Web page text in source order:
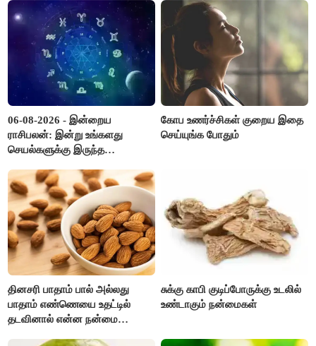
தமிழ்நாடு அரசு அதிரடி..!
06-08-2026 - இன்றைய
ராசிபலன்: இன்று உங்களது
செயல்களுக்கு இருந்த
எதிர்பார்த்த உதவிகள் கிடைக்கும்.
பணவரத்து கூடும்..!
கோப உணர்ச்சிகள் குறைய இதை
செய்யுங்க போதும்
தினசரி பாதாம் பால் அல்லது
பாதாம் எண்ணெயை உதட்டில்
தடவினால் என்ன நன்மை
சுக்கு காபி குடிப்போருக்கு உடலில்
உண்டாகும் நன்மைகள்